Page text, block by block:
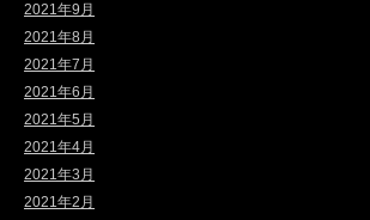
2021年9月
2021年8月
2021年7月
2021年6月
2021年5月
2021年4月
2021年3月
2021年2月